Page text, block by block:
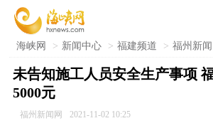
海峡网 > 新闻中心 > 福建频道 > 福州新闻
未告知施工人员安全生产事项
5000元
福州新闻网 2021-11-02 10:25